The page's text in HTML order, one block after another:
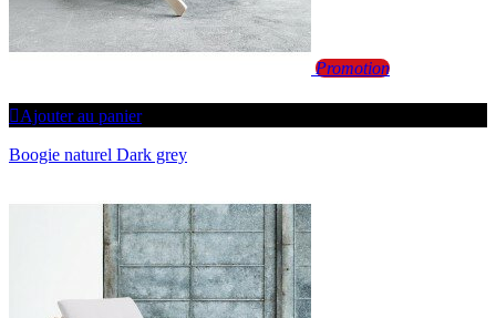
Promotion
Ajouter au panier
Boogie naturel Dark grey